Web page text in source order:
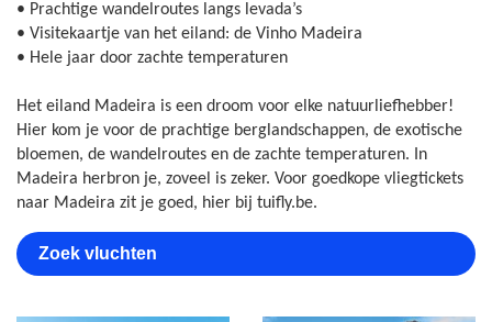
• Prachtige wandelroutes langs levada’s
• Visitekaartje van het eiland: de Vinho Madeira
• Hele jaar door zachte temperaturen
Het eiland Madeira is een droom voor elke natuurliefhebber!
Hier kom je voor de prachtige berglandschappen, de exotische
bloemen, de wandelroutes en de zachte temperaturen. In
Madeira herbron je, zoveel is zeker. Voor goedkope vliegtickets
naar Madeira zit je goed, hier bij tuifly.be.
Zoek vluchten